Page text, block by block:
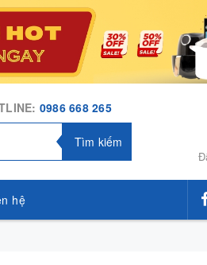
0986 668 265
Tìm kiếm
hệ